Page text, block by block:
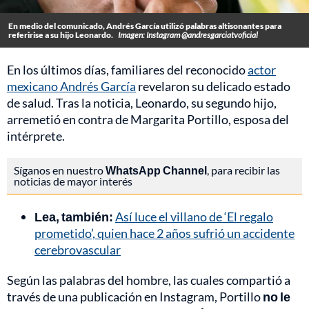
En medio del comunicado, Andrés García utilizó palabras altisonantes para
referirise a su hijo Leonardo. Imagen: Instagram @andresgarciatvoficial
En los últimos días, familiares del reconocidoactor
mexicano Andrés García revelaron su delicado estado
de salud. Tras la noticia, Leonardo, su segundo hijo,
arremetió en contra de Margarita Portillo, esposa del
intérprete.
Síganos en nuestroWhatsApp Channel, para recibir las
noticias de mayor interés
Lea, también:Así luce el villano de ‘El regalo
prometido’, quien hace 2 años sufrió un accidente
cerebrovascular
Según las palabras del hombre, las cuales compartió a
través de una publicación en Instagram, Portillono le